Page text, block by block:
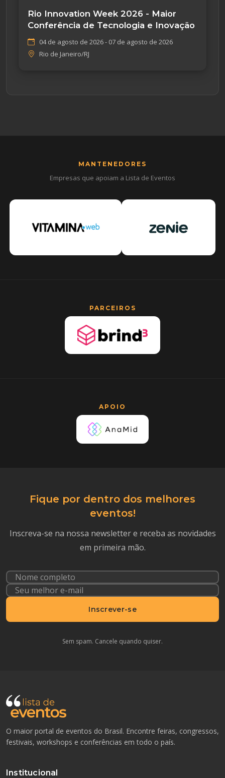
Rio Innovation Week 2026 - Maior
Conferência de Tecnologia e Inovação
04 de agosto de 2026 - 07 de agosto de 2026
Rio de Janeiro/RJ
MANTENEDORES
Empresas que apoiam a Lista de Eventos
PARCEIROS
APOIO
Fique por dentro dos melhores
eventos!
Inscreva-se na nossa newsletter e receba as novidades
em primeira mão.
Inscrever-se
Sem spam. Cancele quando quiser.
O maior portal de eventos do Brasil. Encontre feiras, congressos,
festivais, workshops e conferências em todo o país.
Institucional